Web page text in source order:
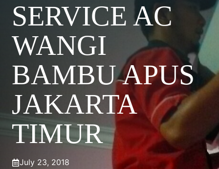
SERVICE AC
WANGI
BAMBU APUS
JAKARTA
TIMUR
July 23, 2018